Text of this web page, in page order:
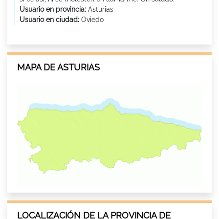
Usuario en provincia: Asturias
Usuario en ciudad: Oviedo
MAPA DE ASTURIAS
LOCALIZACIÓN DE LA PROVINCIA DE